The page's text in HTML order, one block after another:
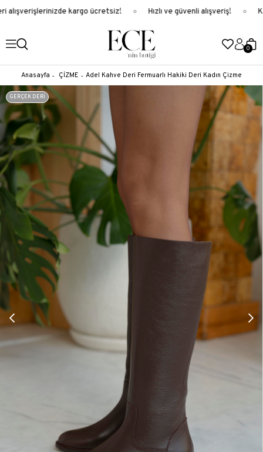
kargo ücretsiz! Hızlı ve güvenli alışveriş!
0
Anasayfa ÇİZME Adel Kahve Deri Fermuarlı Hakiki Deri Kadın Çizme
GERÇEK DERİ